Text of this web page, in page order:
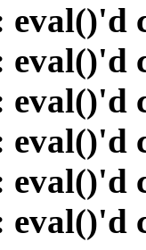
eval()'d
eval()'d
eval()'d
eval()'d
eval()'d
eval()'d